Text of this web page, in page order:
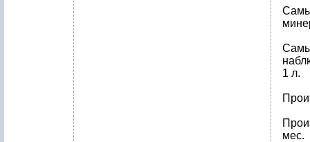
1 л.
мес.